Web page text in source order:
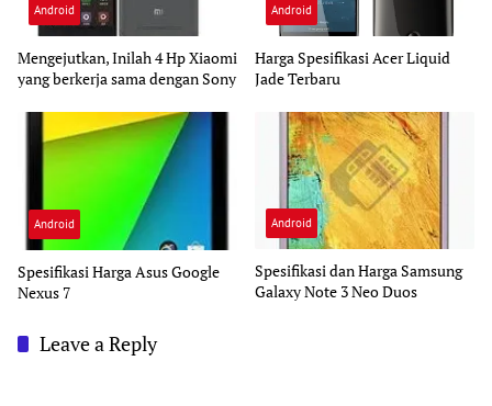
Android
Mengejutkan, Inilah 4 Hp Xiaomi
yang berkerja sama dengan Sony
Android
Harga Spesifikasi Acer Liquid
Jade Terbaru
Android
Spesifikasi Harga Asus Google
Nexus 7
Android
Spesifikasi dan Harga Samsung
Galaxy Note 3 Neo Duos
Leave a Reply